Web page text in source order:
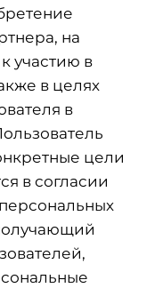
на
участию в
в целях
в
цели
в согласии